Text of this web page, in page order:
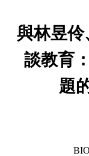
與林昱伶
談教育
題